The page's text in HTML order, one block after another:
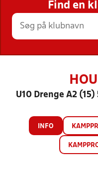
STILLINGER,
Find en
U10 Drenge A2
INFO